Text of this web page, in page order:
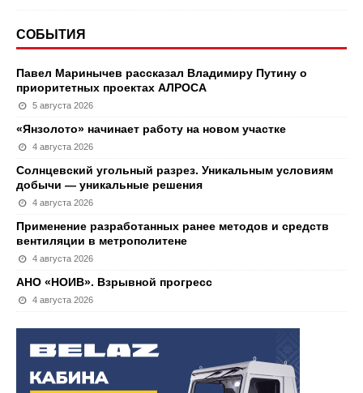
СОБЫТИЯ
Павел Маринычев рассказал Владимиру Путину о
приоритетных проектах АЛРОСА
5 августа 2026
«Янзолото» начинает работу на новом участке
4 августа 2026
Солнцевский угольный разрез. Уникальным условиям
добычи — уникальные решения
4 августа 2026
Применение разработанных ранее методов и средств
вентиляции в метрополитене
4 августа 2026
АНО «НОИВ». Взрывной прогресс
4 августа 2026